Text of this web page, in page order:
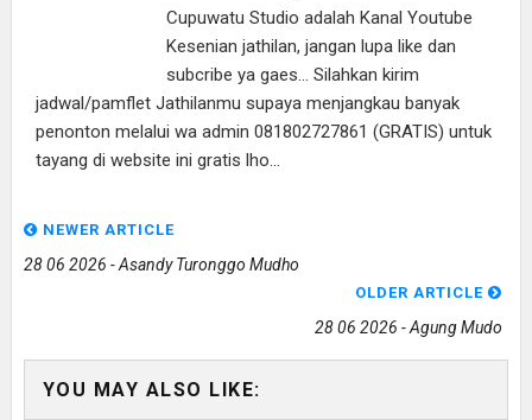
Cupuwatu Studio adalah Kanal Youtube
Kesenian jathilan, jangan lupa like dan
subcribe ya gaes... Silahkan kirim
jadwal/pamflet Jathilanmu supaya menjangkau banyak
penonton melalui wa admin 081802727861 (GRATIS) untuk
tayang di website ini gratis lho...
NEWER ARTICLE
28 06 2026 - Asandy Turonggo Mudho
OLDER ARTICLE
28 06 2026 - Agung Mudo
YOU MAY ALSO LIKE: